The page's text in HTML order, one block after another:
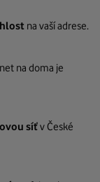
na vaší adrese.
na doma je
síťv České